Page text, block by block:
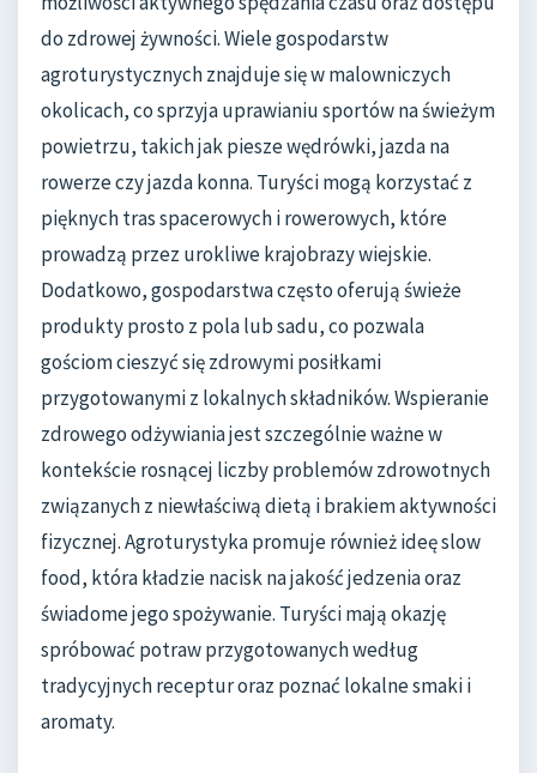
do zdrowej żywności. Wiele gospodarstw
agroturystycznych znajduje się w malowniczych
okolicach, co sprzyja uprawianiu sportów na świeżym
powietrzu, takich jak piesze wędrówki, jazda na
rowerze czy jazda konna. Turyści mogą korzystać z
pięknych tras spacerowych i rowerowych, które
prowadzą przez urokliwe krajobrazy wiejskie.
Dodatkowo, gospodarstwa często oferują świeże
produkty prosto z pola lub sadu, co pozwala
gościom cieszyć się zdrowymi posiłkami
przygotowanymi z lokalnych składników. Wspieranie
zdrowego odżywiania jest szczególnie ważne w
kontekście rosnącej liczby problemów zdrowotnych
związanych z niewłaściwą dietą i brakiem aktywności
fizycznej. Agroturystyka promuje również ideę slow
food, która kładzie nacisk na jakość jedzenia oraz
świadome jego spożywanie. Turyści mają okazję
spróbować potraw przygotowanych według
tradycyjnych receptur oraz poznać lokalne smaki i
aromaty.